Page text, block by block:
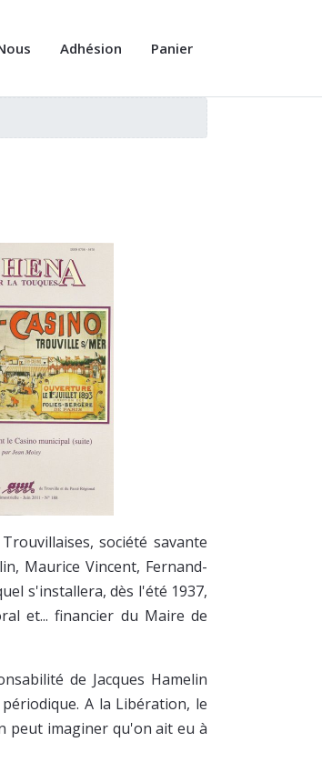
Adhésion Panier
société savante
Maurice Vincent, Fernand-
s'installera, dès l'été 1937,
et... financier du Maire de
de Jacques Hamelin
A la Libération, le
peut imaginer qu'on ait eu à